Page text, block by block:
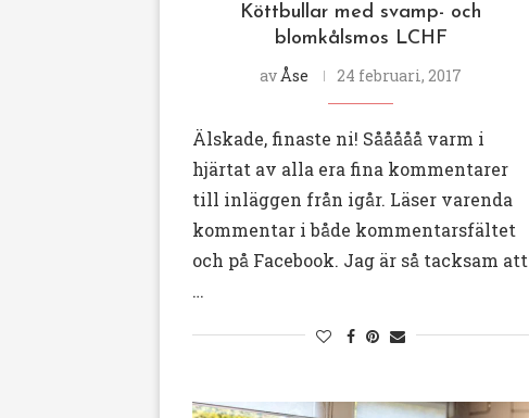
Köttbullar med svamp- och
blomkålsmos LCHF
av Åse 24 februari, 2017
Älskade, finaste ni! Sååååå varm i
hjärtat av alla era fina kommentarer
till inläggen från igår. Läser varenda
kommentar i både kommentarsfältet
och på Facebook. Jag är så tacksam att
…